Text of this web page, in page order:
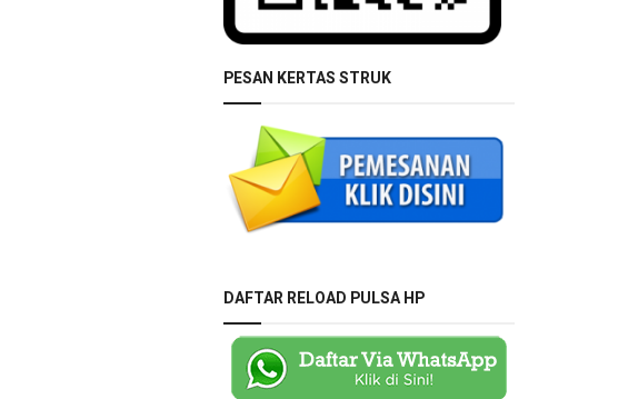
PESAN KERTAS STRUK
DAFTAR RELOAD PULSA HP